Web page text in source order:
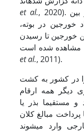
et al., 2020). همچنین همبستگی مثبت و معنی­دار بین
خورجین در بوته،
خورجین تا رسیدن
et al., 2011).
در کشور به کشت
دیگر همه ارقام
و مستقیما بذر یا
پرداخت مبالغ کلان